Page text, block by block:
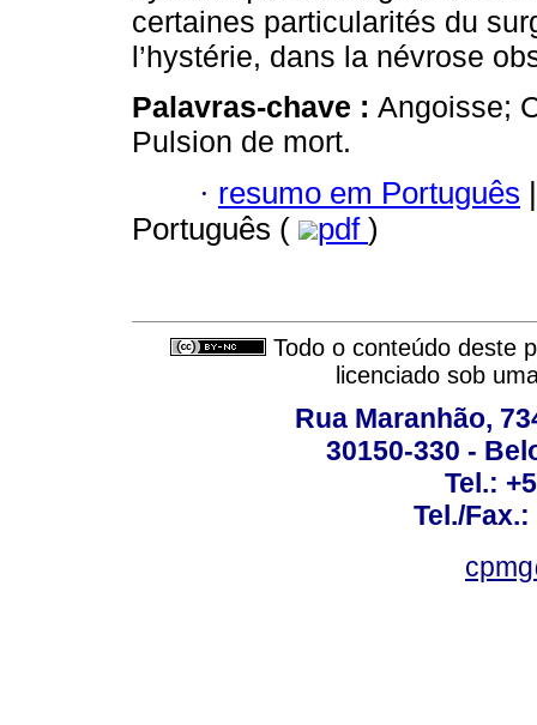
certaines particularités du
l’hystérie, dans la névrose
Palavras-chave : Angoisse;
Pulsion de mort.
· resumo em Português |
Português (
pdf )
Todo o conteúdo deste
licenciado sob
Rua Maranhão,
30150-330 -
Tel.:
Tel./Fax.: